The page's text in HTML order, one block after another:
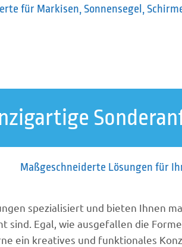
für Markisen, Sonnensegel,
Maßgeschneiderte Lösungen für
spezialisiert und bieten Ihnen
Egal, wie ausgefallen die
ein kreatives und funktionales